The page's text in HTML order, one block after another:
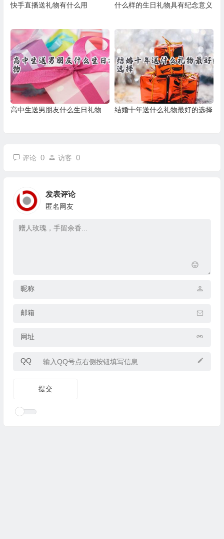
快手直播送礼物有什么用 什么样的生日礼物具有纪念意义
高中生送男朋友什么生日礼物 结婚十年送什么礼物最好的选择
评论 0 访客 0
发表评论
匿名网友
昵称
邮箱
网址
QQ